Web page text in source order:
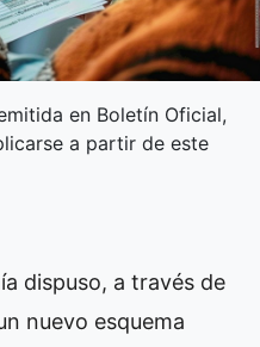
en Boletín Oficial,
a partir de este
dispuso, a través de
nuevo esquema